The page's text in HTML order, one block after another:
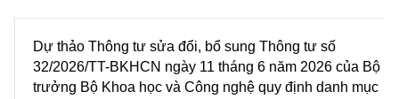
Dự thảo Thông tư sửa đổi, bổ sung Thông tư số
32/2026/TT-BKHCN ngày 11 tháng 6 năm 2026 của Bộ
trưởng Bộ Khoa học và Công nghệ quy định danh mục